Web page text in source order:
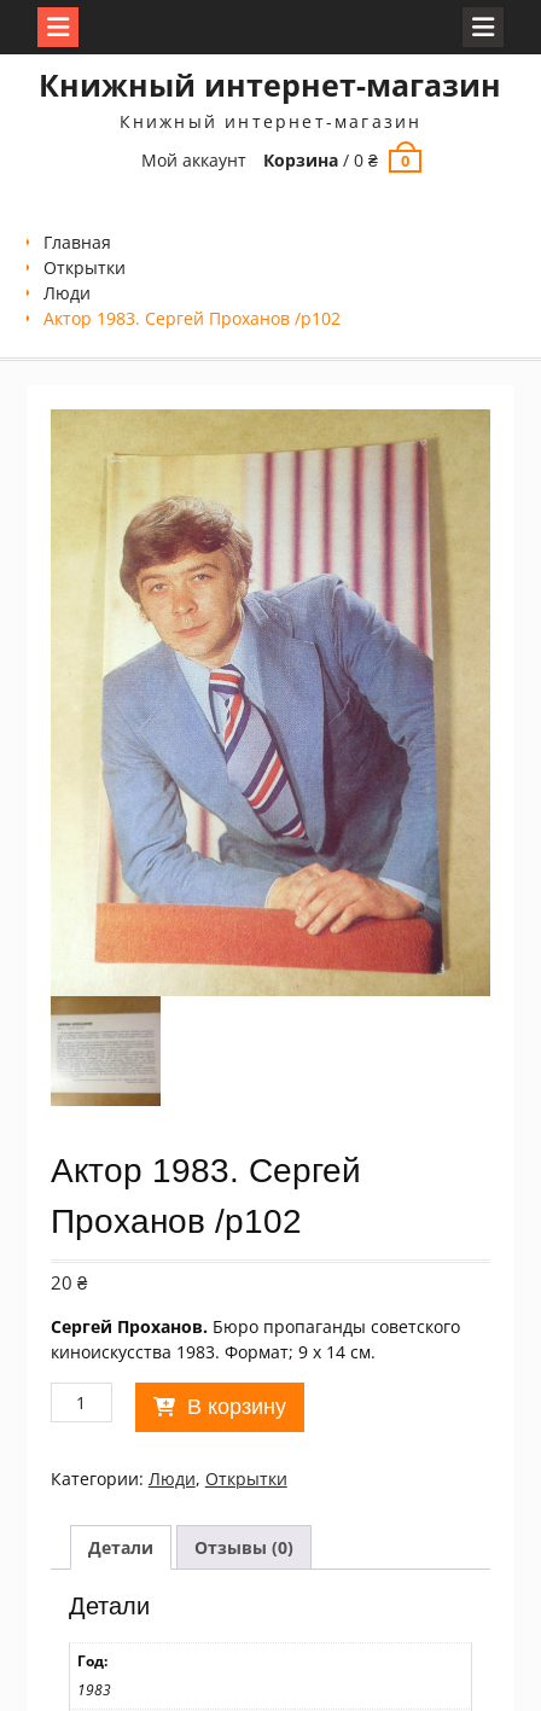
Книжный интернет-магазин
Книжный интернет-магазин
Мой аккаунт
Корзина /0₴ 0
Главная
Открытки
Люди
Актор 1983. Сергей Проханов /p102
Актор 1983. Сергей
Проханов /p102
20 ₴
Сергей Проханов.Бюро пропаганды советского
киноискусства 1983. Формат; 9 х 14 см.
Количество
товара
1983.
Сергей
Проханов
/p102
В корзину
Категории: Люди, Открытки
Детали Отзывы (0)
Детали
Год:
1983